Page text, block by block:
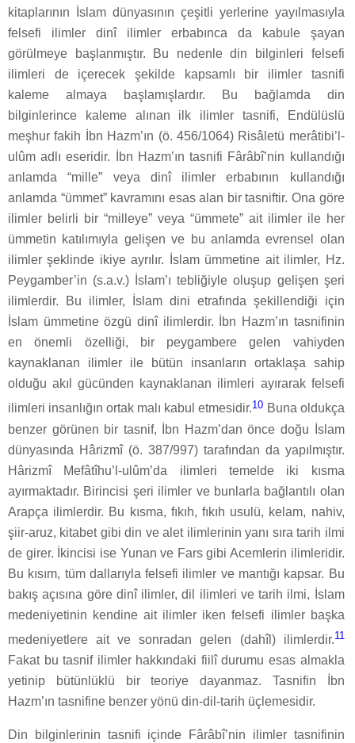
kitaplarının İslam dünyasının çeşitli yerlerine yayılmasıyla
felsefi ilimler dinî ilimler erbabınca da kabule şayan
görülmeye başlanmıştır. Bu nedenle din bilginleri felsefi
ilimleri de içerecek şekilde kapsamlı bir ilimler tasnifi
kaleme almaya başlamışlardır. Bu bağlamda din
bilginlerince kaleme alınan ilk ilimler tasnifi, Endülüslü
meşhur fakih İbn Hazm’ın (ö. 456/1064) Risâletü merâtibi’l-
ulûm adlı eseridir. İbn Hazm’ın tasnifi Fârâbî’nin kullandığı
anlamda “mille” veya dinî ilimler erbabının kullandığı
anlamda “ümmet” kavramını esas alan bir tasniftir. Ona göre
ilimler belirli bir “milleye” veya “ümmete” ait ilimler ile her
ümmetin katılımıyla gelişen ve bu anlamda evrensel olan
ilimler şeklinde ikiye ayrılır. İslam ümmetine ait ilimler, Hz.
Peygamber’in (s.a.v.) İslam’ı tebliğiyle oluşup gelişen şeri
ilimlerdir. Bu ilimler, İslam dini etrafında şekillendiği için
İslam ümmetine özgü dinî ilimlerdir. İbn Hazm’ın tasnifinin
en önemli özelliği, bir peygambere gelen vahiyden
kaynaklanan ilimler ile bütün insanların ortaklaşa sahip
olduğu akıl gücünden kaynaklanan ilimleri ayırarak felsefi
ilimleri insanlığın ortak malı kabul etmesidir.10 Buna oldukça
benzer görünen bir tasnif, İbn Hazm’dan önce doğu İslam
dünyasında Hârizmî (ö. 387/997) tarafından da yapılmıştır.
Hârizmî Mefâtîhu’l-ulûm’da ilimleri temelde iki kısma
ayırmaktadır. Birincisi şeri ilimler ve bunlarla bağlantılı olan
Arapça ilimlerdir. Bu kısma, fıkıh, fıkıh usulü, kelam, nahiv,
şiir-aruz, kitabet gibi din ve alet ilimlerinin yanı sıra tarih ilmi
de girer. İkincisi ise Yunan ve Fars gibi Acemlerin ilimleridir.
Bu kısım, tüm dallarıyla felsefi ilimler ve mantığı kapsar. Bu
bakış açısına göre dinî ilimler, dil ilimleri ve tarih ilmi, İslam
medeniyetinin kendine ait ilimler iken felsefi ilimler başka
medeniyetlere ait ve sonradan gelen (dahîl) ilimlerdir.11
Fakat bu tasnif ilimler hakkındaki fiilî durumu esas almakla
yetinip bütünlüklü bir teoriye dayanmaz. Tasnifin İbn
Hazm’ın tasnifine benzer yönü din-dil-tarih üçlemesidir.
Din bilginlerinin tasnifi içinde Fârâbî’nin ilimler tasnifinin